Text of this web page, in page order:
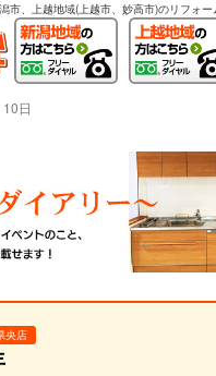
市、上越地域(上越市、妙高市)のリフォー
10日
央店